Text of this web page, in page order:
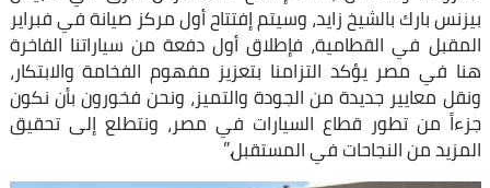
بيزنس بارك بالشيخ زايد، وسيتم إفتتاح أول مركز صيانة في فبراير
المقبل في القطامية، فإطلاق أول دفعة من سياراتنا الفاخرة
هنا في مصر يؤكد التزامنا بتعزيز مفهوم الفخامة والابتكار،
ونقل معايير جديدة من الجودة والتميز، ونحن فخورون بأن نكون
جزءاً من تطور قطاع السيارات في مصر، ونتطلع إلى تحقيق
المزيد من النجاحات في المستقبل.”